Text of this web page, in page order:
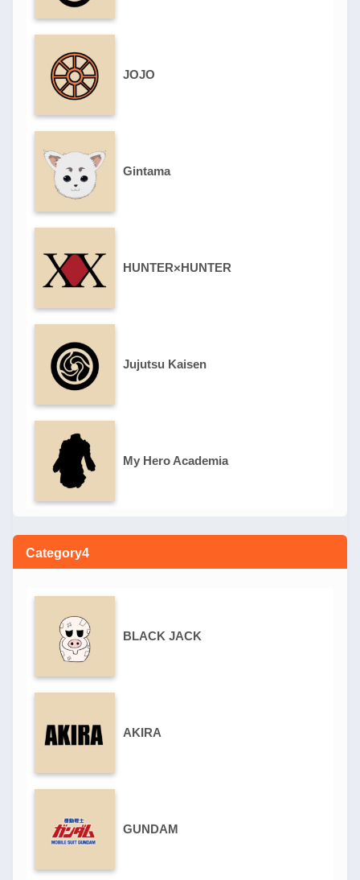
JOJO
Gintama
HUNTER×HUNTER
Jujutsu Kaisen
My Hero Academia
Category4
BLACK JACK
AKIRA
GUNDAM